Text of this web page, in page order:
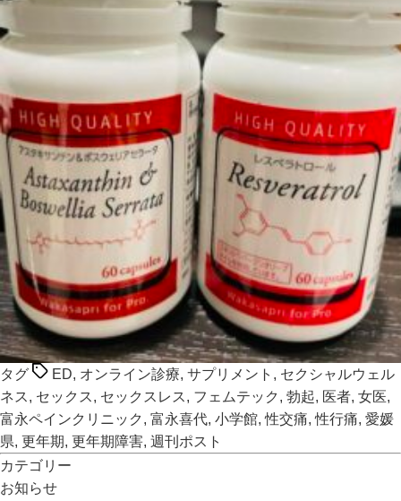
タグ ED, オンライン診療, サプリメント , セクシャルウェル
ネス, セックス, セックスレス, フェムテック , 勃起, 医者, 女医,
富永ペインクリニック , 富永喜代, 小学館,性交痛,性行痛, 愛媛
県, 更年期, 更年期障害, 週刊ポスト
カテゴリー
お知らせ